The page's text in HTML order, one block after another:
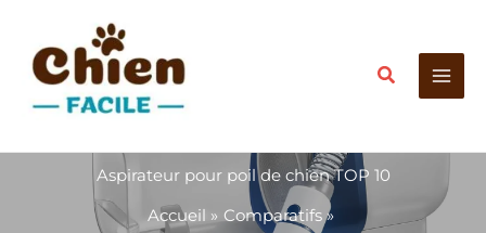
contenu
Aspirateur pour poil de chien TOP 10
Accueil
Comparatifs